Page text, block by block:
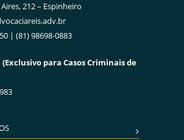
212 – Espinheiro
| (81) 98698-0883
(Exclusivo para Casos Criminais de